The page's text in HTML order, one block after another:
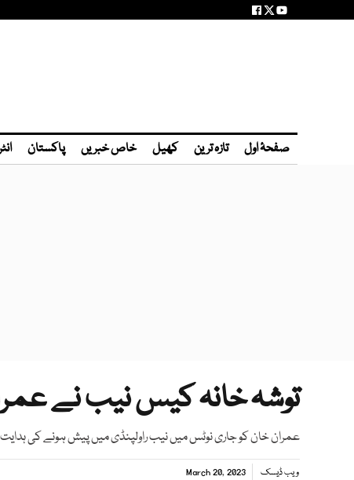
صفحۂ اول تازہ ترین کھیل خاص خبریں پاکستان
توشہ خانہ کیس نیب نے
عمران خان کو جاری نوٹس میں نیب راولپنڈی میں پیش ہونے کی
ویب ڈیسک March 20, 2023